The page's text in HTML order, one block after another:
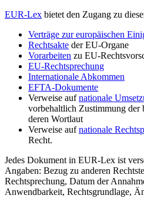
EUR-Lex bietet den Zugang zu
Verträge zur europäischen
Rechtsakte der EU-Organe
Vorarbeiten zu EU-
EU-Rechtsprechung
Internationale Abkommen
EFTA-Dokumente
Verweise aufnationale
vorbehaltlich Zustimmung der
deren Wortlaut
Verweise aufnationale
Recht.
Jedes Dokument in EUR-Lex ist
Angaben: Bezug zu anderen
Rechtsprechung, Datum der
Anwendbarkeit, Rechtsgrundlage,